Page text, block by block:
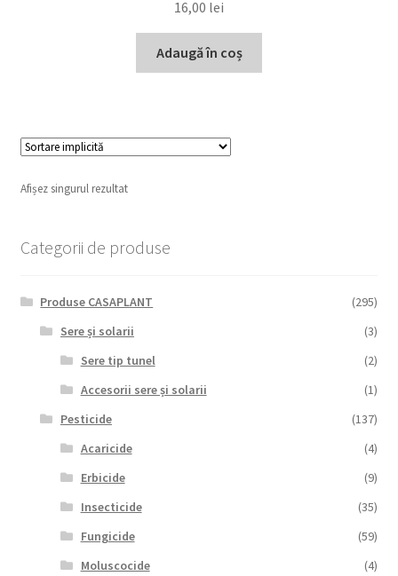
16,00 lei
Adaugă în coș
Afișez singurul rezultat
Categorii de produse
Produse CASAPLANT
(295)
Sere și solarii
(3)
Sere tip tunel
(2)
Accesorii sere și solarii
(1)
Pesticide
(137)
Acaricide
(4)
Erbicide
(9)
Insecticide
(35)
Fungicide
(59)
Moluscocide
(4)